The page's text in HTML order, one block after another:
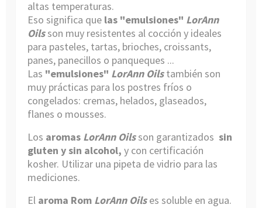
altas temperaturas.
Eso significa que las "emulsiones" LorAnn
Oilsson muy resistentes al cocción y ideales
para pasteles, tartas, brioches, croissants,
panes, panecillos o panqueques ...
Las "emulsiones" LorAnn Oilstambién son
muy prácticas para los postres fríos o
congelados: cremas, helados, glaseados,
flanes o mousses.
Los aromas LorAnn Oilsson garantizados sin
gluten y sin alcohol, y con certificación
kosher. Utilizar una pipeta de vidrio para las
mediciones.
El aroma Rom LorAnn Oilses soluble en agua.